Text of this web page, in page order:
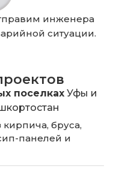
инженера
ситуации.
поселкахУфы и
бруса,
панелей и